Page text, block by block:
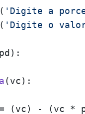
( 'Digite a
( 'Digite o
pd ):
(vc):
(vc) - (vc *